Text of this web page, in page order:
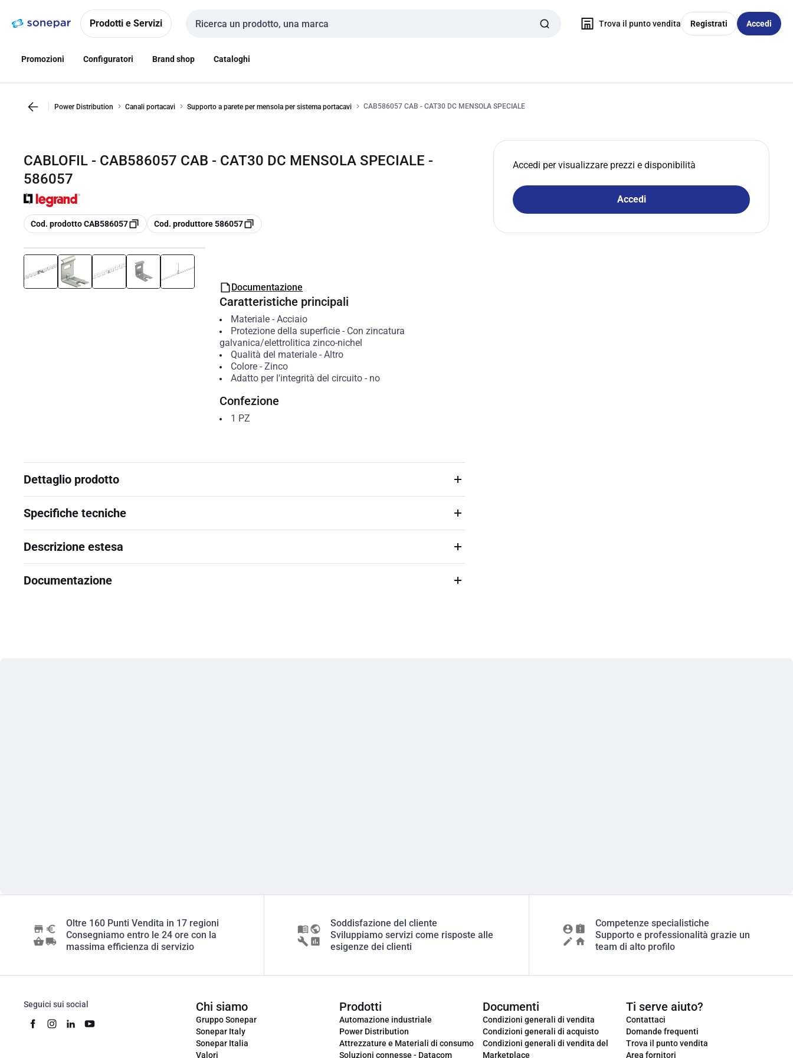
navigazionealla
Prodotti e Servizi
Cerca input
Trova il punto vendita Registrati Accedi
Promozioni Configuratori Brand shop Cataloghi
Power Distribution Canali portacavi Supporto a parete per mensola per sistema portacavi CAB586057 CAB - CAT30 DC MENSOLA SPECIALE
CABLOFIL - CAB586057 CAB - CAT30 DC MENSOLA SPECIALE -
586057
copia
Cod. prodotto CAB586057 copia
Cod. produttore 586057
Accedi per visualizzare prezzi e disponibilità
Accedi
Documentazione
Caratteristiche principali
Materiale- Acciaio
Protezione della superficie- Con zincatura
galvanica/elettrolitica zinco-nichel
Qualità del materiale- Altro
Colore- Zinco
Adatto per l'integrità del circuito- no
Confezione
1 PZ
Dettaglio prodotto
Specifiche tecniche
Descrizione estesa
Documentazione
Oltre 160 Punti Vendita in 17 regioni
Consegniamo entro le 24 ore con la
massima efficienza di servizio
Soddisfazione del cliente
Sviluppiamo servizi come risposte alle
esigenze dei clienti
Competenze specialistiche
Supporto e professionalità grazie un
team di alto profilo
Seguici sui social Chi siamo
Gruppo Sonepar
Sonepar Italy
Sonepar Italia
Valori
Prodotti
Automazione industriale
Power Distribution
Attrezzature e Materiali di consumo
Soluzioni connesse - Datacom
Documenti
Condizioni generali di vendita
Condizioni generali di acquisto
Condizioni generali di vendita del
Marketplace
Ti serve aiuto?
Contattaci
Domande frequenti
Trova il punto vendita
Area fornitori